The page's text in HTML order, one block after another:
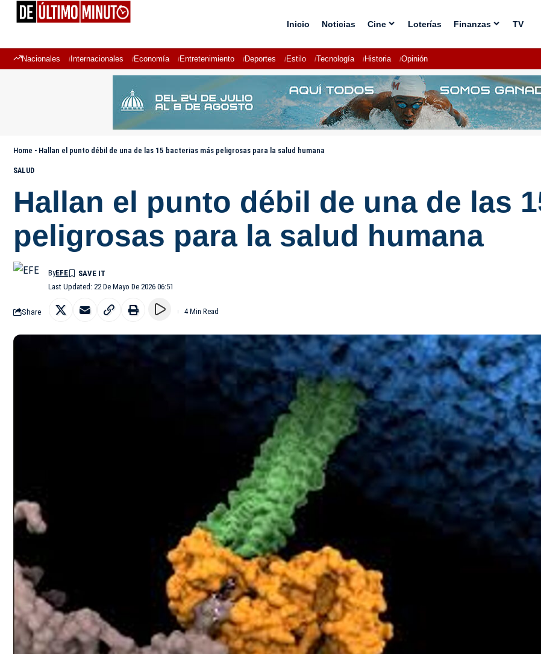
Inicio Noticias Cine Loterías Finanzas TV
Nacionales Internacionales Economía Entretenimiento Deportes Estilo Tecnología Historia Opinión
Home - Hallan el punto débil de una de las 15 bacterias más peligrosas para la salud humana
SALUD
Hallan el punto débil de una de las
peligrosas para la salud humana
Last Updated: 22 De Mayo De 2026 06:51
ByEFE
Share 4 Min Read